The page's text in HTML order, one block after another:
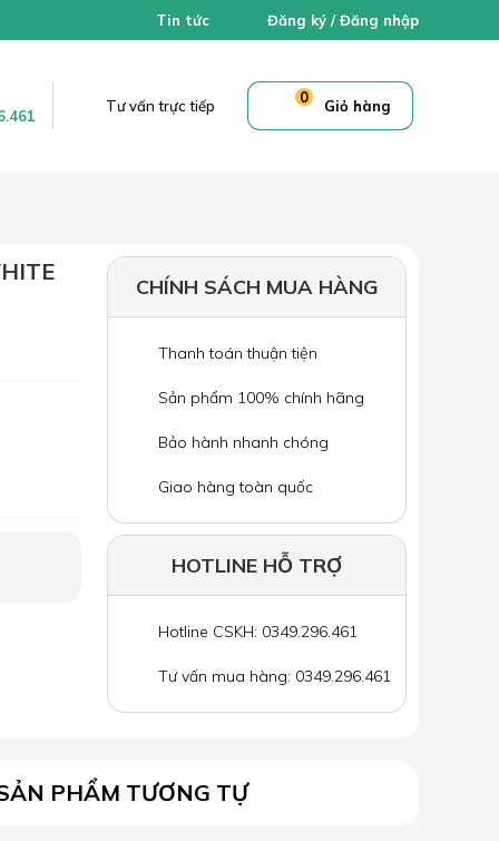
Tin tức Đăng ký /Đăng nhập
Tư vấn trực tiếp 0 Giỏ hàng
CHÍNH SÁCH MUA HÀNG
Thanh toán thuận tiện
Sản phẩm 100% chính hãng
Bảo hành nhanh chóng
Giao hàng toàn quốc
HOTLINE HỖ TRỢ
Hotline CSKH: 0349.296.461
Tư vấn mua hàng: 0349.296.461
PHẨM TƯƠNG TỰ